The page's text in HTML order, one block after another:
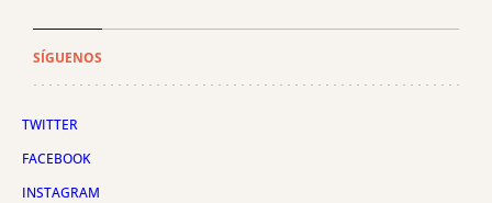
SÍGUENOS
TWITTER
FACEBOOK
INSTAGRAM